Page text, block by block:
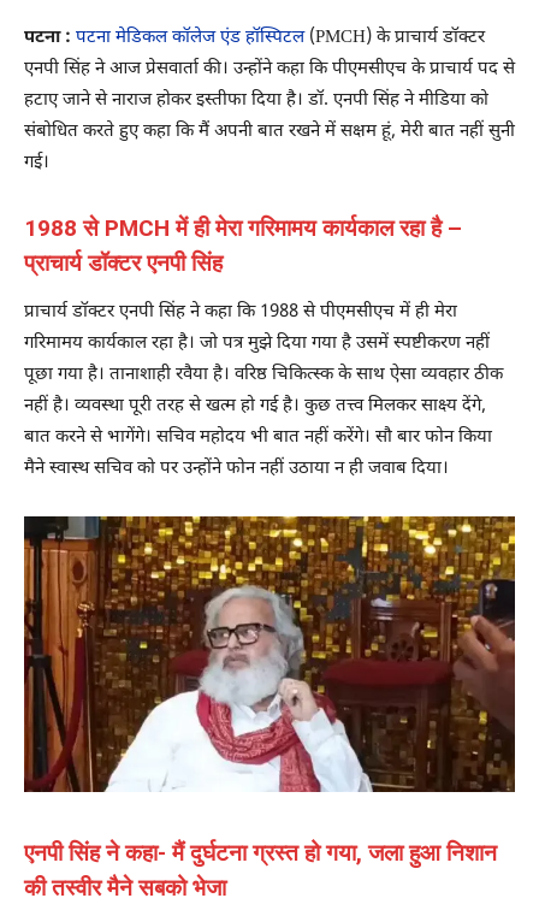
पटना : पटना मेडिकल कॉलेज एंड हॉस्पिटल(PMCH) के प्राचार्य डॉक्टर
एनपी सिंह ने आज प्रेसवार्ता की। उन्होंने कहा कि पीएमसीएच के प्राचार्य पद से
हटाए जाने से नाराज होकर इस्तीफा दिया है। डॉ. एनपी सिंह ने मीडिया को
संबोधित करते हुए कहा कि मैं अपनी बात रखने में सक्षम हूं, मेरी बात नहीं सुनी
गई।
1988 से PMCH में ही मेरा गरिमामय कार्यकाल रहा है –
प्राचार्य डॉक्टर एनपी सिंह
प्राचार्य डॉक्टर एनपी सिंह ने कहा कि 1988 से पीएमसीएच में ही मेरा
गरिमामय कार्यकाल रहा है। जो पत्र मुझे दिया गया है उसमें स्पष्टीकरण नहीं
पूछा गया है। तानाशाही रवैया है। वरिष्ठ चिकित्स्क के साथ ऐसा व्यवहार ठीक
नहीं है। व्यवस्था पूरी तरह से खत्म हो गई है। कुछ तत्त्व मिलकर साक्ष्य देंगे,
बात करने से भागेंगे। सचिव महोदय भी बात नहीं करेंगे। सौ बार फोन किया
मैने स्वास्थ सचिव को पर उन्होंने फोन नहीं उठाया न ही जवाब दिया।
एनपी सिंह ने कहा- मैं दुर्घटना ग्रस्त हो गया, जला हुआ निशान
की तस्वीर मैने सबको भेजा